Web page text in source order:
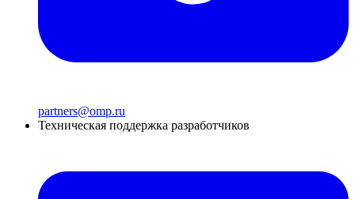
partners@omp.ru
Техническая поддержка разработчиков